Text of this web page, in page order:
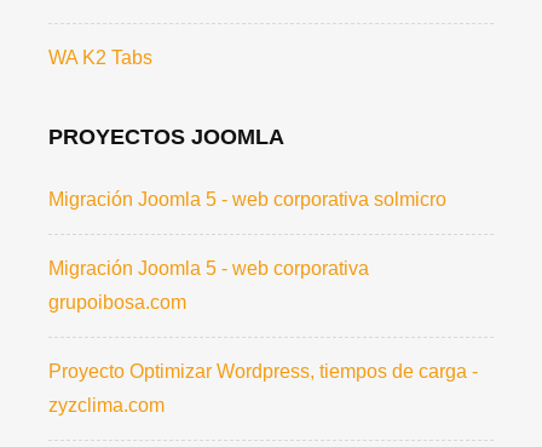
WA K2 Tabs
PROYECTOS JOOMLA
Migración Joomla 5 - web corporativa solmicro
Migración Joomla 5 - web corporativa
grupoibosa.com
Proyecto Optimizar Wordpress, tiempos de carga -
zyzclima.com